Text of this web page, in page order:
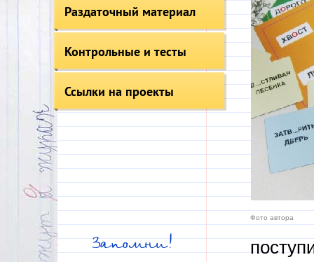
Раздаточный материал
Контрольные и тесты
Ссылки на проекты
Запомни!
Фото автора